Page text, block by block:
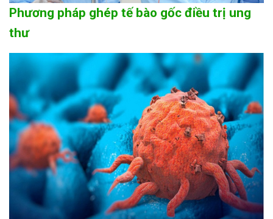
Phương pháp ghép tế bào gốc điều trị ung
thư